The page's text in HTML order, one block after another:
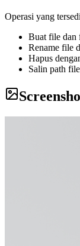
Operasi yang
Buat file dan
Rename file
Hapus
Salin path file